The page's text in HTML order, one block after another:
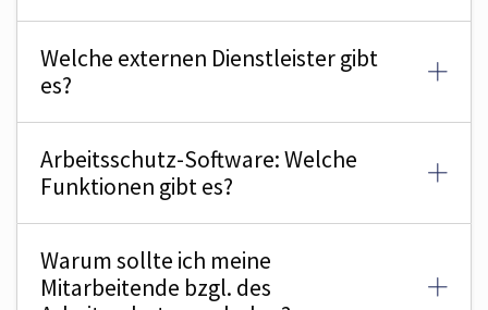
Welche externen Dienstleister gibt
es?
Arbeitsschutz-Software: Welche
Funktionen gibt es?
Warum sollte ich meine
Mitarbeitende bzgl. des